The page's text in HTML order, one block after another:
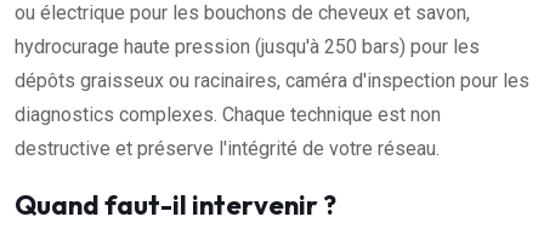
ou électrique pour les bouchons de cheveux et savon,
hydrocurage haute pression (jusqu'à 250 bars) pour les
dépôts graisseux ou racinaires, caméra d'inspection pour les
diagnostics complexes. Chaque technique est non
destructive et préserve l'intégrité de votre réseau.
Quand faut-il intervenir ?